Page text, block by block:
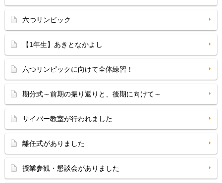
六つリンピック
【1年生】あきとなかよし
六つリンピックに向けて全体練習！
期分式～前期の振り返りと、後期に向けて～
サイバー教室が行われました
離任式がありました
授業参観・懇談会がありました